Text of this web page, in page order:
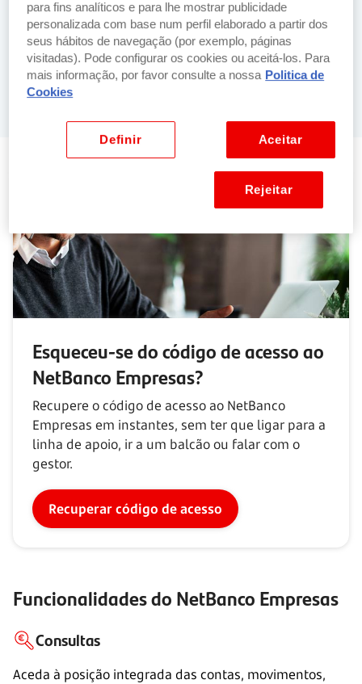
Segurança nas operações financeiras da sua
empresa
O NetBanco tem um sistema de proteção e
controlo de delegações e autorizações para uma
maior segurança.
Esqueceu-se do código de acesso ao
NetBanco Empresas?
Recupere o código de acesso ao NetBanco
Empresas em instantes, sem ter que ligar para a
linha de apoio, ir a um balcão ou falar com o
gestor.
Recuperar código de acesso
Funcionalidades do NetBanco Empresas
Consultas
Aceda à posição integrada das contas, movimentos,
para fins analíticos e para lhe mostrar publicidade
personalizada com base num perfil elaborado a partir dos
seus hábitos de navegação (por exemplo, páginas
visitadas). Pode configurar os cookies ou aceitá-los. Para
mais informação, por favor consulte a nossa Politica de
Cookies
Aceitar
Definir
Rejeitar